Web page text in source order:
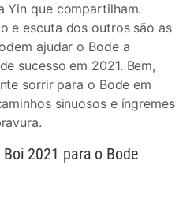
Yin que compartilham.
e escuta dos outros são as
ajudar o Bode a
sucesso em 2021. Bem,
sorrir para o Bode em
sinuosos e íngremes
2021 para o Bode